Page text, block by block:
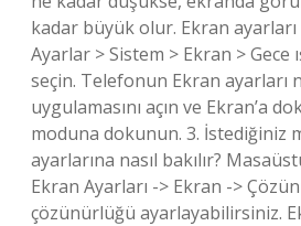
kadar büyük olur. Ekran
Ayarlar > Sistem > Ekran > Gece
seçin. Telefonun Ekran ayarları
uygulamasını açın ve Ekran’a
moduna dokunun. 3. İstediğiniz
ayarlarına nasıl bakılır?
Ekran Ayarları -> Ekran ->
çözünürlüğü ayarlayabilirsiniz.